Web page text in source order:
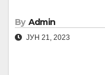
By Admin
ЈУН 21, 2023